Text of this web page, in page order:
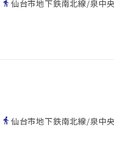
directions_walk 仙台市地下鉄南北線/泉中
directions_walk 仙台市地下鉄南北線/泉中